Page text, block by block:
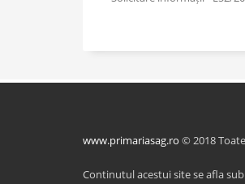
www.primariasag.ro © 2018
Continutul acestui site se afla